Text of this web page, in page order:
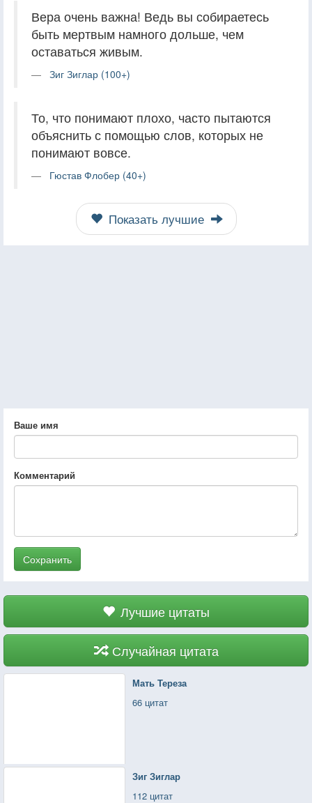
Вера очень важна! Ведь вы собираетесь
быть мертвым намного дольше, чем
оставаться живым.
Зиг Зиглар (100+)
То, что понимают плохо, часто пытаются
объяснить с помощью слов, которых не
понимают вовсе.
Гюстав Флобер (40+)
Показать лучшие
Ваше имя
Комментарий
Сохранить
Лучшие цитаты
Случайная цитата
Мать Тереза
66 цитат
Зиг Зиглар
112 цитат